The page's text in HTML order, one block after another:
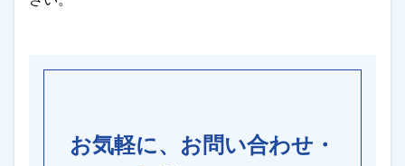
お気軽に、お問い合わせ・